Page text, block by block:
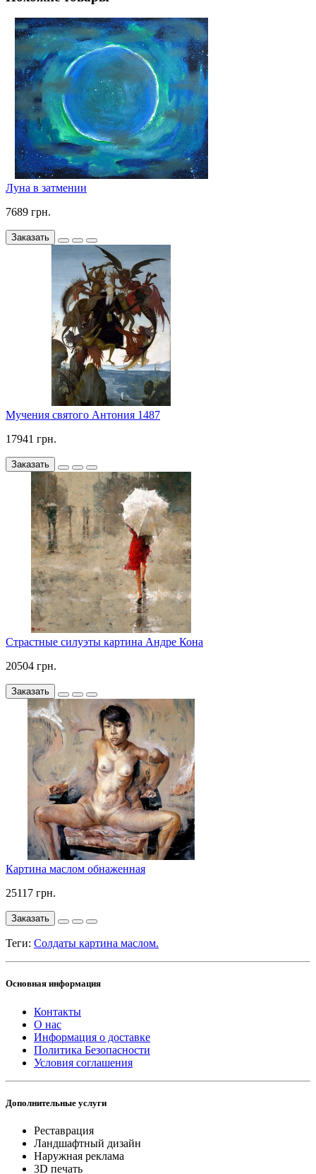
Луна в затмении
7689 грн.
Заказать
Мучения святого Антония 1487
17941 грн.
Заказать
Страстные силуэты картина Андре Кона
20504 грн.
Заказать
Картина маслом обнаженная
25117 грн.
Заказать
Теги: Солдаты картина маслом.
Основная информация
Контакты
О нас
Информация о доставке
Политика Безопасности
Условия соглашения
Дополнительные услуги
Реставрация
Ландшафтный дизайн
Наружная реклама
3D печать